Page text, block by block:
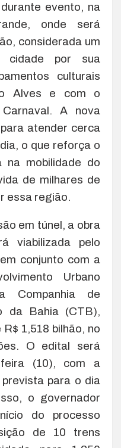
evento, na
onde será
considerada um
cidade por sua
culturais
Alves e com o
A nova
atender cerca
o que reforça o
na mobilidade do
de milhares de
essa região.
em túnel, a obra
viabilizada pelo
conjunto com a
Urbano
Companhia de
da Bahia (CTB),
1,518 bilhão, no
O edital será
feira (10), com a
para o dia
o governador
do processo
de 10 trens